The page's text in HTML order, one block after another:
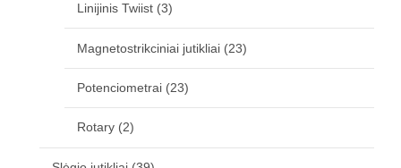
Linijinis Twiist (3)
Magnetostrikciniai jutikliai (23)
Potenciometrai (23)
Rotary (2)